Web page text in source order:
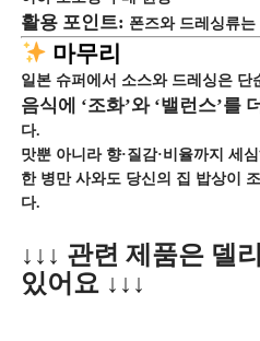
활용 포인트: 폰즈와 드레싱류는
마무리
일본 슈퍼에서 소스와 드레싱은 단
음식에 ‘조화’와 ‘밸런스’를
다.
맛뿐 아니라 향·질감·비율까지 세
한 병만 사와도 당신의 집 밥상이
다.
↓↓↓ 관련 제품은 델
있어요 ↓↓↓